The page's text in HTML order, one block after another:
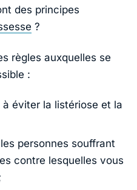
des principes
?
règles auxquelles se
:
à éviter la listériose et la
personnes souffrant
contre lesquelles vous